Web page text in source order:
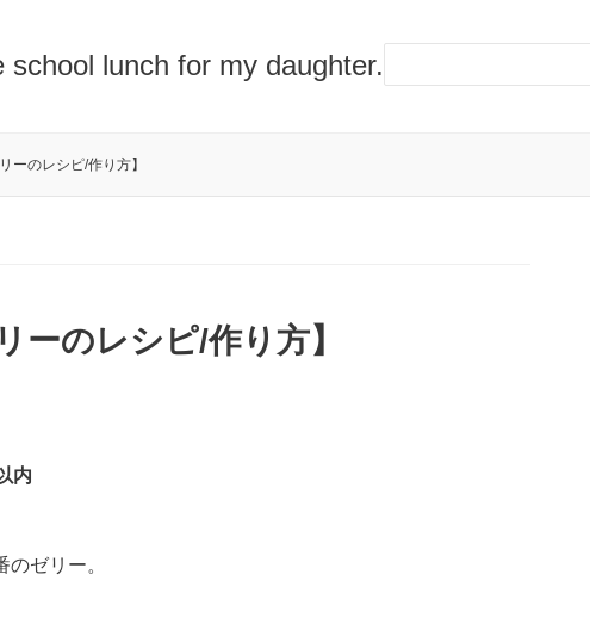
lunch for my daughter.
ーのレシピ/作り方】
ーのレシピ/作り方】
内
ゼリー。